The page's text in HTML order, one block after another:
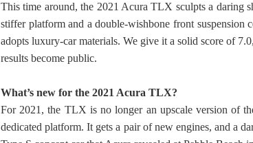
This time around, the 2021 Acura TLX sculpts a daring
stiffer platform and a double-wishbone front suspension
adopts luxury-car materials. We give it a solid score of
results become public.
What’s new for the 2021 Acura TLX?
For 2021, the TLX is no longer an upscale version of
dedicated platform. It gets a pair of new engines, and a